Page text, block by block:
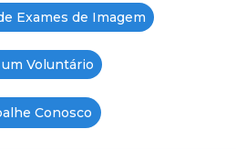
Exames de Imagem
um Voluntário
Conosco